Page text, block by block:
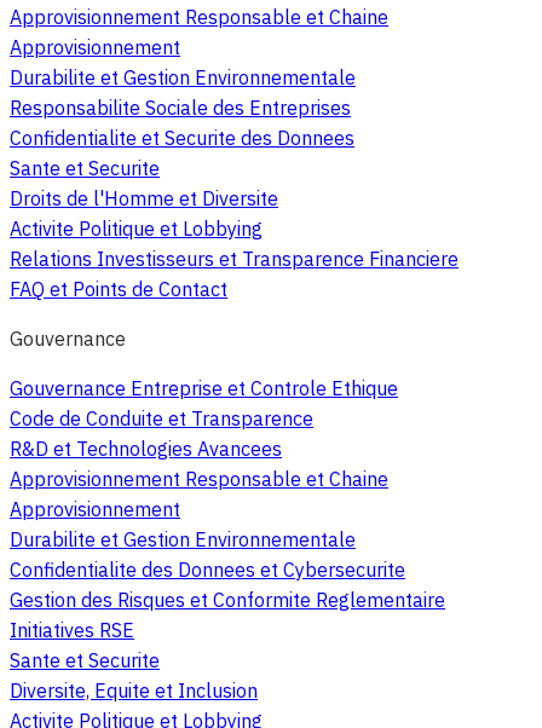
Approvisionnement Responsable et Chaine
Approvisionnement
Durabilite et Gestion Environnementale
Responsabilite Sociale des Entreprises
Confidentialite et Securite des Donnees
Sante et Securite
Droits de l'Homme et Diversite
Activite Politique et Lobbying
Relations Investisseurs et Transparence Financiere
FAQ et Points de Contact
Gouvernance
Gouvernance Entreprise et Controle Ethique
Code de Conduite et Transparence
R&D et Technologies Avancees
Approvisionnement Responsable et Chaine
Approvisionnement
Durabilite et Gestion Environnementale
Confidentialite des Donnees et Cybersecurite
Gestion des Risques et Conformite Reglementaire
Initiatives RSE
Sante et Securite
Diversite, Equite et Inclusion
Activite Politique et Lobbying